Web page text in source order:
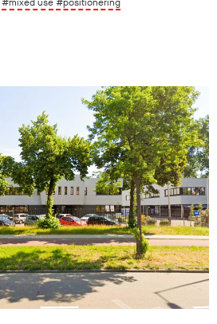
#mixed use#positionering